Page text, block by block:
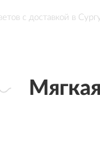
с доставкой в